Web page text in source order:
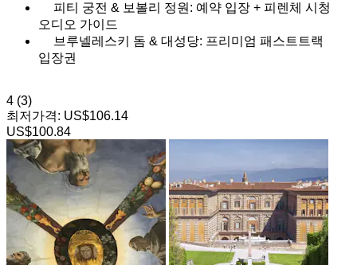
피티 궁전 & 보볼리 정원: 예약 입장 + 피렌체 시청
오디오 가이드
브루넬레스키 돔 & 대성당: 프리미엄 패스트트랙
입장권
4 (3)
최저가격: US$106.14
US$100.84